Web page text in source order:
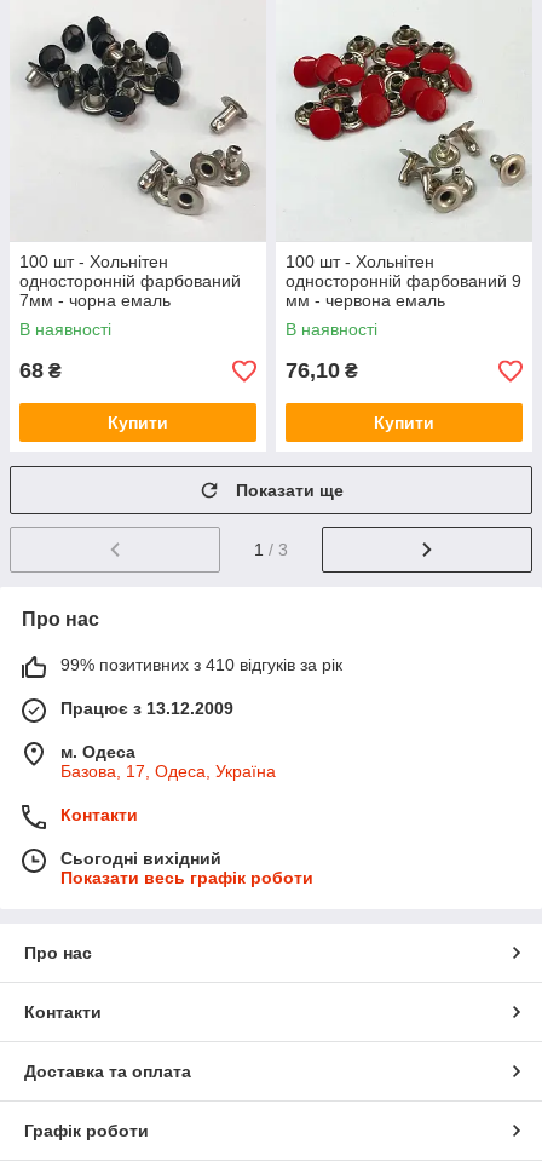
100 шт - Хольнітен
односторонній фарбований
7мм - чорна емаль
В наявності
68 ₴
Купити
100 шт - Хольнітен
односторонній фарбований 9
мм - червона емаль
В наявності
76,10 ₴
Купити
Показати ще
1 / 3
Про нас
99% позитивних з 410 відгуків за рік
Працює з 13.12.2009
м. Одеса
Базова, 17, Одеса, Україна
Контакти
Сьогодні вихідний
Показати весь графік роботи
Про нас
Контакти
Доставка та оплата
Графік роботи